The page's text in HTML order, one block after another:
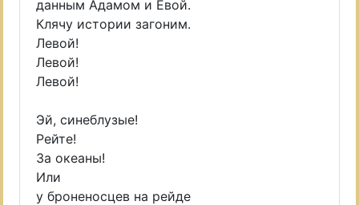
данным Адамом и Евой.
Клячу истории загоним.
Левой!
Левой!
Левой!
Эй, синеблузые!
Рейте!
За океаны!
Или
у броненосцев на рейде